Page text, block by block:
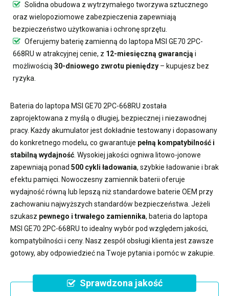
Solidna obudowa z wytrzymałego tworzywa sztucznego
oraz wielopoziomowe zabezpieczenia zapewniają
bezpieczeństwo użytkowania i ochronę sprzętu.
Oferujemy baterię zamienną do laptopa MSI GE70 2PC-
668RU w atrakcyjnej cenie, z 12-miesięczną gwarancją i
możliwością 30-dniowego zwrotu pieniędzy – kupujesz bez
ryzyka.
Bateria do laptopa MSI GE70 2PC-668RU została
zaprojektowana z myślą o długiej, bezpiecznej i niezawodnej
pracy. Każdy akumulator jest dokładnie testowany i dopasowany
do konkretnego modelu, co gwarantuje pełną kompatybilność i
stabilną wydajność . Wysokiej jakości ogniwa litowo-jonowe
zapewniają ponad 500 cykli ładowania, szybkie ładowanie i brak
efektu pamięci. Nowoczesny zamiennik baterii oferuje
wydajność równą lub lepszą niż standardowe baterie OEM przy
zachowaniu najwyższych standardów bezpieczeństwa. Jeżeli
szukasz pewnego i trwałego zamiennika, bateria do laptopa
MSI GE70 2PC-668RU to idealny wybór pod względem jakości,
kompatybilności i ceny. Nasz zespół obsługi klienta jest zawsze
gotowy, aby odpowiedzieć na Twoje pytania i pomóc w zakupie.
Sprawdzona jakość